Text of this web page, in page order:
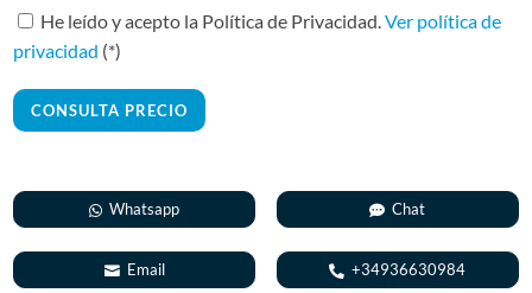
He leído y acepto la Política de Privacidad.Ver política de
privacidad (*)
t
n
a
i
v
e
:
Whatsapp Chat
Email +34936630984